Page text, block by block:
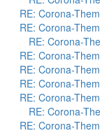
RE: Corona-
RE: Corona-
RE: Corona-
RE: Corona-
RE: Corona-
RE: Corona-
RE: Corona-
RE: Corona-
RE: Corona-